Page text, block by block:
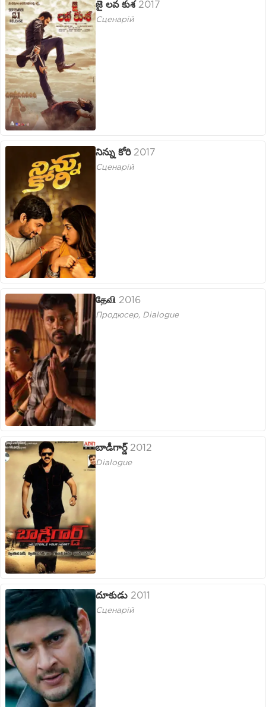
జై లవ కుశ 2017
Сценарій
నిన్ను కోరి 2017
Сценарій
தேவி 2016
Продюсер, Dialogue
బాడీగార్డ్ 2012
Dialogue
దూకుడు 2011
Сценарій